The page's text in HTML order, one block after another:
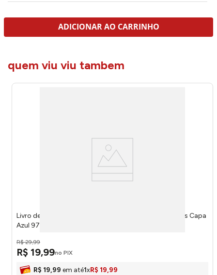
ADICIONAR AO CARRINHO
quem viu viu tambem
Livro de Colorir Cute & Comfy Coloring Book For Adults Capa
Azul 9786560951907 - Editora On Line
R$ 29,99
R$ 19,99no PIX
R$ 19,99 em até1xR$ 19,99